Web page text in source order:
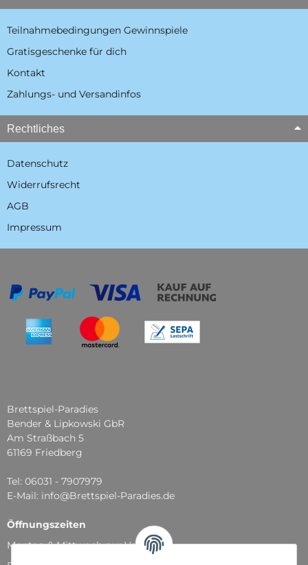
Teilnahmebedingungen Gewinnspiele
Gratisgeschenke für dich
Kontakt
Zahlungs- und Versandinfos
Rechtliches
Datenschutz
Widerrufsrecht
AGB
Impressum
Brettspiel-Paradies
Bender & Lipkowski GbR
Am Straßbach 5
61169 Friedberg
Tel: 06031 - 7907979
E-Mail: info@Brettspiel-Paradies.de
Öffnungszeiten
Montag & Mittwoch nur Versand